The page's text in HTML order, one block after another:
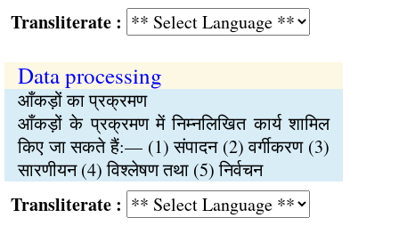
:
Data processing
आँकड़ों का प्रक्रमण
आँकड़ों के प्रक्रमण में निम्नलिखित कार्य शामिल
किए जा सकते हैं:— (1) संपादन (2) वर्गीकरण (3)
सारणीयन (4) विश्लेषण तथा (5) निर्वचन
: